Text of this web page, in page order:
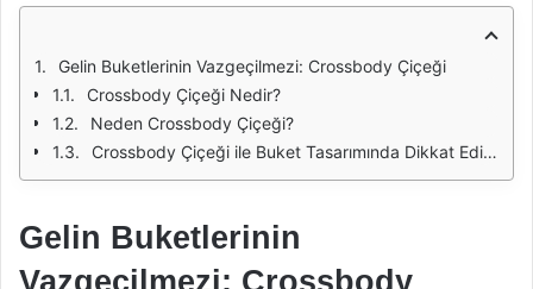
Gelin Buketlerinin Vazgeçilmezi: Crossbody Çiçeği
Crossbody Çiçeği Nedir?
Neden Crossbody Çiçeği?
Crossbody Çiçeği ile Buket Tasarımında Dikkat Edilmesi Gerekenler
Gelin Buketlerinin
Vazgeçilmezi: Crossbody